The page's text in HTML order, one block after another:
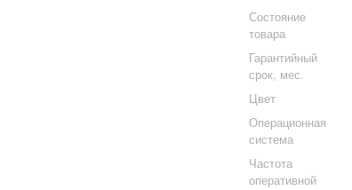
Состояние
товара
Гарантийный
срок, мес.
Цвет
Операционная
система
Частота
оперативной